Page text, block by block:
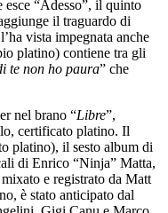
esce “Adesso”, il quinto
il traguardo di
vista impegnata anche
platino) contiene tra gli
te non ho paura” che
nel brano “Libre”,
certificato platino. Il
platino), il sesto album di
di Enrico “Ninja” Matta,
e registrato da Matt
è stato anticipato dal